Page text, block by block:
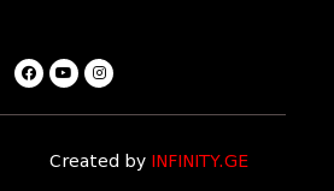
Created by INFINITY.GE